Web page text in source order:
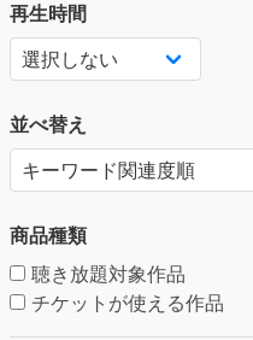
再生時間
並べ替え
商品種類
聴き放題対象作品
チケットが使える作品